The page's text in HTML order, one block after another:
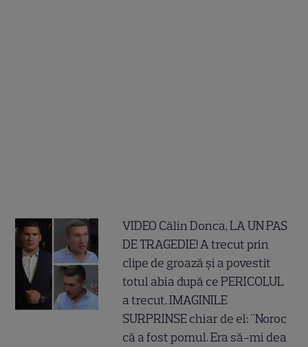
VIDEO Călin Donca, LA UN PAS
DE TRAGEDIE! A trecut prin
clipe de groază și a povestit
totul abia după ce PERICOLUL
a trecut. IMAGINILE
SURPRINSE chiar de el: "Noroc
că a fost pomul. Era să-mi dea